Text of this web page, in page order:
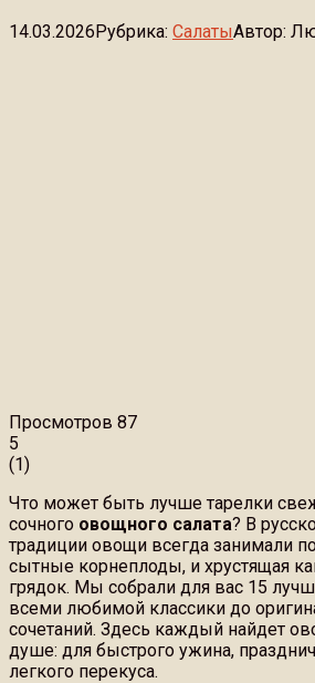
14.03.2026Рубрика: СалатыАвтор:
Просмотров 87
5
(1)
Что может быть лучше тарелки
сочного овощного салата? В
традиции овощи всегда занимали
сытные корнеплоды, и хрустящая
грядок. Мы собрали для вас 15
всеми любимой классики до
сочетаний. Здесь каждый найдет
душе: для быстрого ужина,
легкого перекуса.